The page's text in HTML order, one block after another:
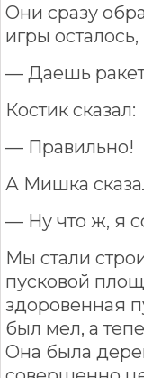
Они сразу
игры
— Даешь
Костик сказал:
— Правильно!
А Мишка
— Ну что ж, я
Мы стали
пусковой
здоровенная
был мел, а
Она была